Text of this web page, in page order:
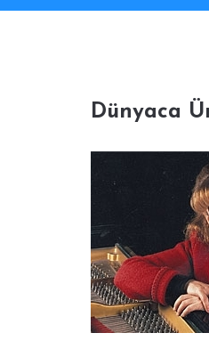
Dünyaca